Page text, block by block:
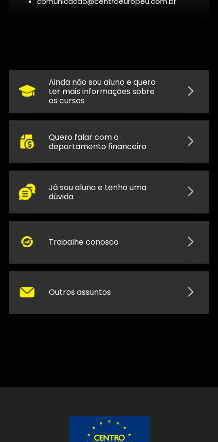
Ainda não sou aluno e quero
ter mais informações sobre
os cursos
Quero falar com o
departamento financeiro
Já sou aluno e tenho uma
dúvida
Trabalhe conosco
Outros assuntos